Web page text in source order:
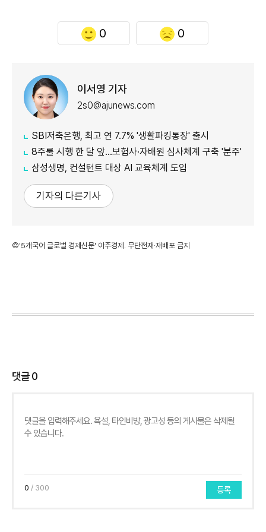
0 0
이서영 기자
2s0@ajunews.com
SBI저축은행, 최고 연 7.7% '생활파킹통장' 출시
8주룰 시행 한 달 앞…보험사·자배원 심사체계 구축 '분주'
삼성생명, 컨설턴트 대상 AI 교육체계 도입
기자의 다른기사
©'5개국어 글로벌 경제신문' 아주경제. 무단전재·재배포 금지
댓글0
0 / 300 등록